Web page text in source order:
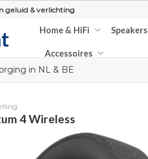
geluid & verlichting
Home & HiFi Speakers
Accessoires
in NL & BE
4 Wireless